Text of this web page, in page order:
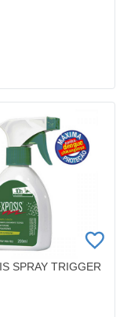
SPRAY TRIGGER